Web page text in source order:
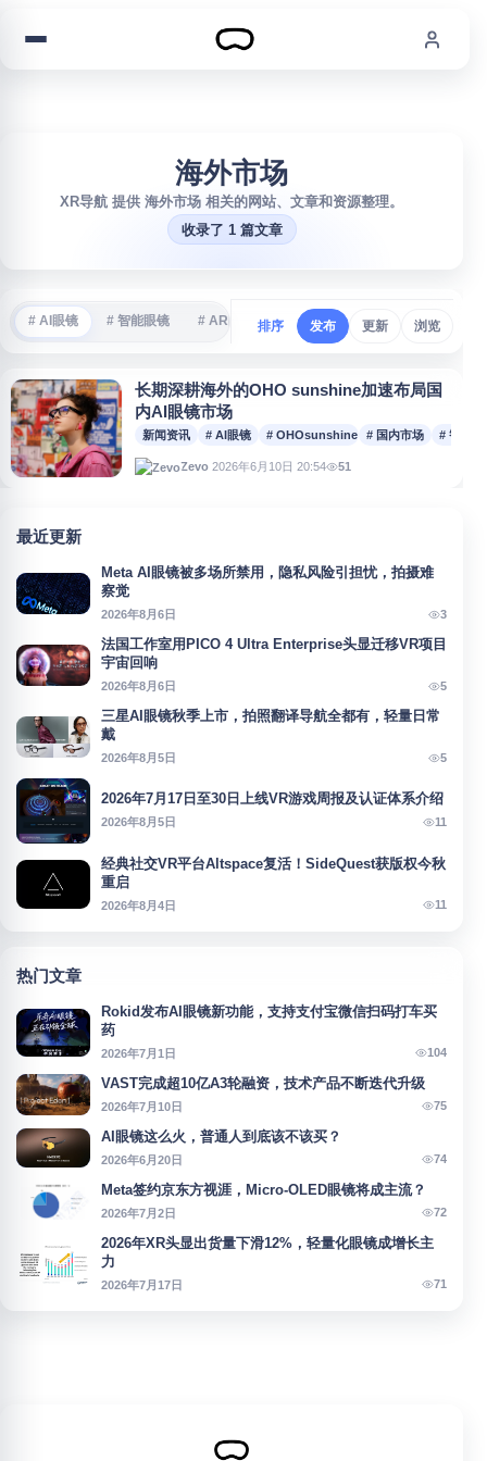
海外市场
XR导航 提供 海外市场 相关的网站、文章和资源整理。
收录了 1 篇文章
# AI眼镜 # 智能眼镜 # AR眼镜 # VR游戏 # 沉浸式体验
排序 发布 更新 浏览
长期深耕海外的OHO sunshine加速布局国
内AI眼镜市场
新闻资讯 # AI眼镜 # OHOsunshine # 国内市场 # 智能眼
Zevo 2026年6月10日 20:54 51
最近更新
Meta AI眼镜被多场所禁用，隐私风险引担忧，拍摄难
察觉
2026年8月6日 3
法国工作室用PICO 4 Ultra Enterprise头显迁移VR项目
宇宙回响
2026年8月6日 5
三星AI眼镜秋季上市，拍照翻译导航全都有，轻量日常
戴
2026年8月5日 5
2026年7月17日至30日上线VR游戏周报及认证体系介绍
2026年8月5日 11
经典社交VR平台Altspace复活！SideQuest获版权今秋
重启
2026年8月4日 11
热门文章
Rokid发布AI眼镜新功能，支持支付宝微信扫码打车买
药
2026年7月1日 104
VAST完成超10亿A3轮融资，技术产品不断迭代升级
2026年7月10日 75
AI眼镜这么火，普通人到底该不该买？
2026年6月20日 74
Meta签约京东方视涯，Micro-OLED眼镜将成主流？
2026年7月2日 72
2026年XR头显出货量下滑12%，轻量化眼镜成增长主
力
2026年7月17日 71